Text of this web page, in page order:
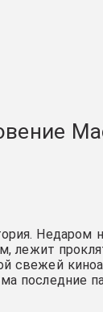
Недаром
лежит
свежей
последние